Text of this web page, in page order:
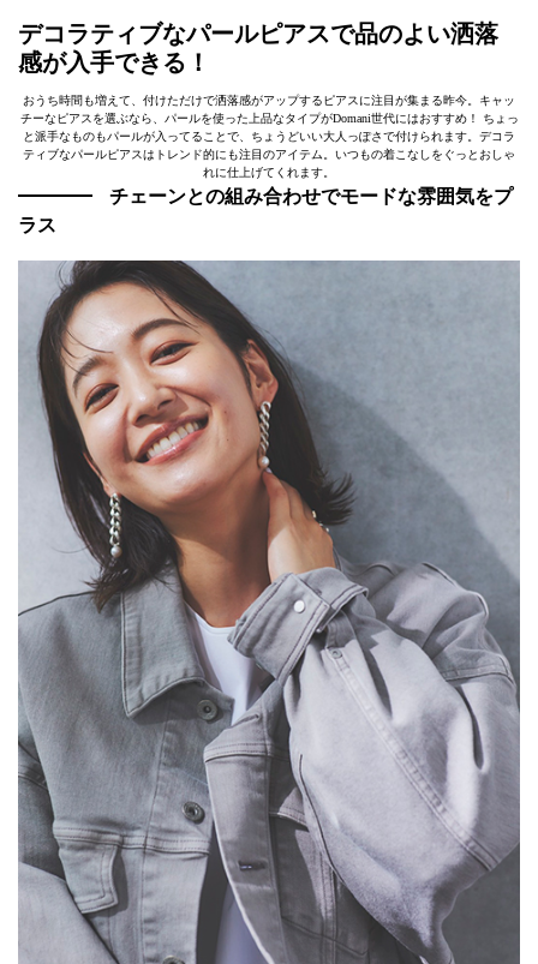
デコラティブなパールピアスで品のよい洒落
感が入手できる！
おうち時間も増えて、付けただけで洒落感がアップするピアスに注目が集まる昨今。キャッ
チーなピアスを選ぶなら、パールを使った上品なタイプがDomani世代にはおすすめ！ ちょっ
と派手なものもパールが入ってることで、ちょうどいい大人っぽさで付けられます。デコラ
ティブなパールピアスはトレンド的にも注目のアイテム。いつもの着こなしをぐっとおしゃ
れに仕上げてくれます。
チェーンとの組み合わせでモードな雰囲気をプ
ラス